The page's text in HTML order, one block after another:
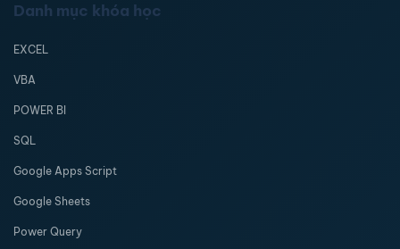
Danh mục khóa học
EXCEL
VBA
POWER BI
SQL
Google Apps Script
Google Sheets
Power Query